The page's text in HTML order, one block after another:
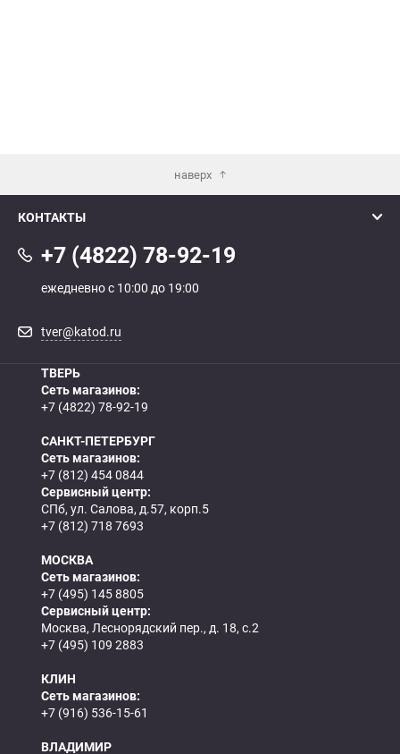
наверх
КОНТАКТЫ
+7 (4822) 78-92-19
ежедневно с 10:00 до 19:00
tver@katod.ru
ТВЕРЬ
Сеть магазинов:
+7 (4822) 78-92-19
САНКТ-ПЕТЕРБУРГ
Сеть магазинов:
+7 (812) 454 0844
Сервисный центр:
СПб, ул. Салова, д.57, корп.5
+7 (812) 718 7693
МОСКВА
Сеть магазинов:
+7 (495) 145 8805
Сервисный центр:
Москва, Леснорядский пер., д. 18, с.2
+7 (495) 109 2883
КЛИН
Сеть магазинов:
+7 (916) 536-15-61
ВЛАДИМИР